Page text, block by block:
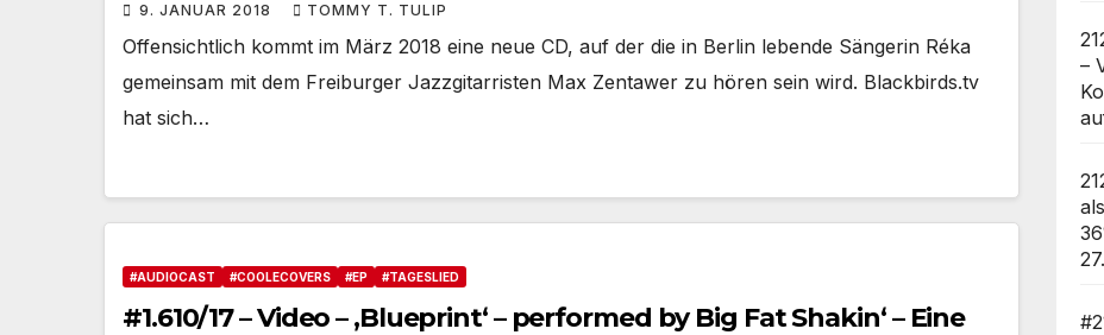
9. JANUAR 2018 TOMMY T. TULIP
Offensichtlich kommt im März 2018 eine neue CD, auf der die in Berlin lebende Sängerin Réka
gemeinsam mit dem Freiburger Jazzgitarristen Max Zentawer zu hören sein wird. Blackbirds.tv
hat sich…
#AUDIOCAST #COOLECOVERS #EP #TAGESLIED
#1.610/17 – Video – ‚Blueprint‘ – performed by Big Fat Shakin‘ – Eine
–